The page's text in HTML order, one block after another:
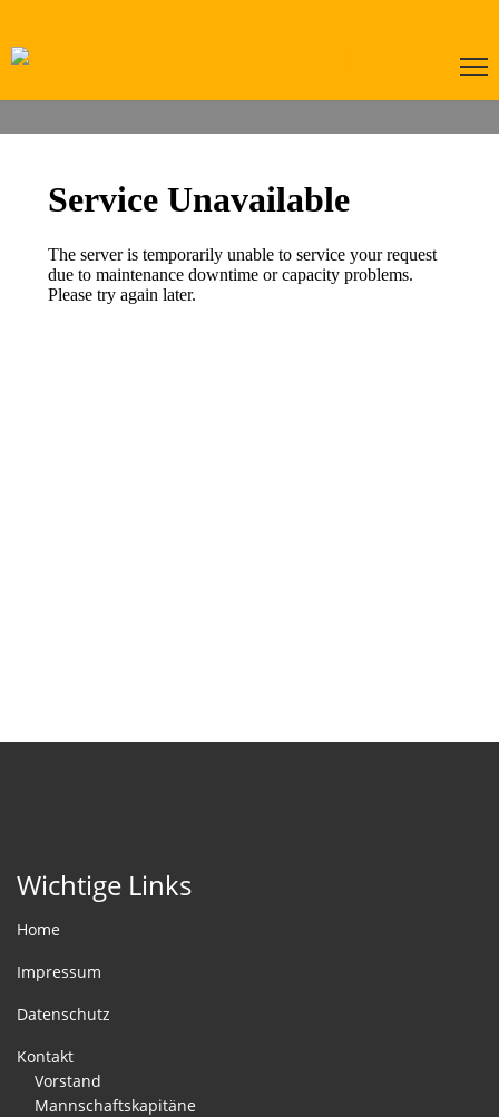
Wichtige Links
Home
Impressum
Datenschutz
Kontakt
Vorstand
Mannschaftskapitäne